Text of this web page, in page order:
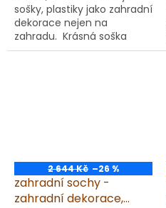
sošky, plastiky jako zahradní
dekorace nejen na
zahradu. Krásná soška
Anděl na kouli IV Prémiová
2 644 Kč –26 %
zahradní sochy -
zahradní dekorace,